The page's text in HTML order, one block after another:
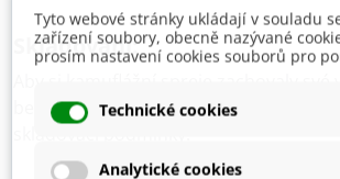
Skladování:
bezpečné k použití, je důležité
Tyto webové stránky ukládají v souladu
zařízení soubory, obecně nazývané
prosím nastavení cookies souborů pro
Technické cookies
Analytické cookies